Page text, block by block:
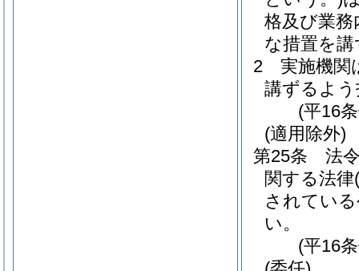
格及び業
な措置を
2
実施機関
講ずるよ
(平16
(適用除外)
第25条
法
関する法律
されてい
い。
(平16